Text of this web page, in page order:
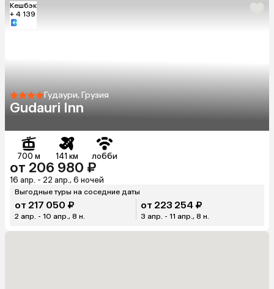
Кешбэк
+ 4 139
Гудаури, Грузия
Gudauri Inn
700 м 141 км лобби
от 206 980 ₽
16 апр. - 22 апр., 6 ночей
Выгодные туры на соседние даты
от 217 050 ₽
2 апр. - 10 апр., 8 н.
от 223 254 ₽
3 апр. - 11 апр., 8 н.